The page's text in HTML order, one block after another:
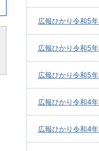
広報ひかり令和5
広報ひかり令和5
広報ひかり令和5
広報ひかり令和4
広報ひかり令和4